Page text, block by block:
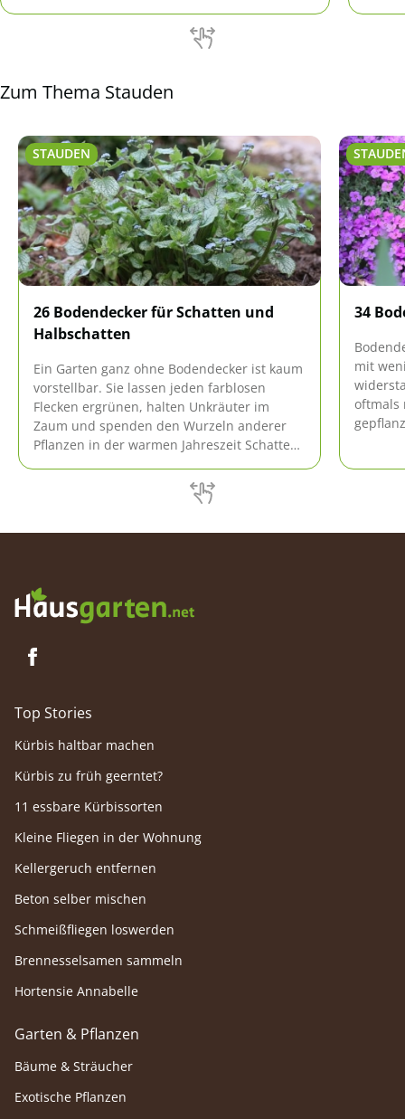
Zum Thema Stauden
STAUDEN
26 Bodendecker für Schatten und
Halbschatten
Ein Garten ganz ohne Bodendecker ist kaum
vorstellbar. Sie lassen jeden farblosen
Flecken ergrünen, halten Unkräuter im
Zaum und spenden den Wurzeln anderer
Pflanzen in der warmen Jahreszeit Schatten.
die passenden Bodendecker.
34
mit
oftmals
Top Stories
Kürbis haltbar machen
Kürbis zu früh geerntet?
11 essbare Kürbissorten
Kleine Fliegen in der Wohnung
Kellergeruch entfernen
Beton selber mischen
Schmeißfliegen loswerden
Brennesselsamen sammeln
Hortensie Annabelle
Garten & Pflanzen
Bäume & Sträucher
Exotische Pflanzen